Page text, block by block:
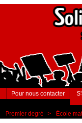
Pour nous contacter
Premier degré > École